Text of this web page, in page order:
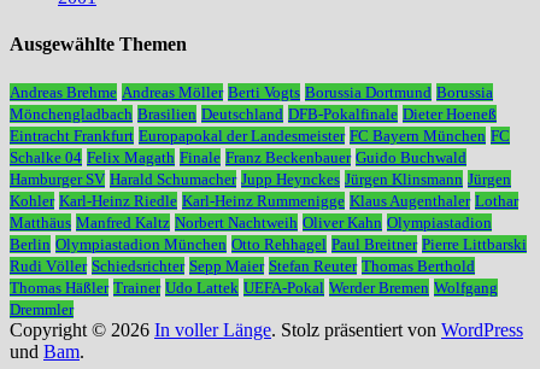
Ausgewählte Themen
Andreas Brehme Andreas Möller Berti Vogts Borussia Dortmund Borussia
Mönchengladbach Brasilien Deutschland DFB-Pokalfinale Dieter Hoeneß
Eintracht Frankfurt Europapokal der Landesmeister FC Bayern München FC
Schalke 04 Felix Magath Finale Franz Beckenbauer Guido Buchwald
Hamburger SV Harald Schumacher Jupp Heynckes Jürgen Klinsmann Jürgen
Kohler Karl-Heinz Riedle Karl-Heinz Rummenigge Klaus Augenthaler Lothar
Matthäus Manfred Kaltz Norbert Nachtweih Oliver Kahn Olympiastadion
Berlin Olympiastadion München Otto Rehhagel Paul Breitner Pierre Littbarski
Rudi Völler Schiedsrichter Sepp Maier Stefan Reuter Thomas Berthold
Thomas Häßler Trainer Udo Lattek UEFA-Pokal Werder Bremen Wolfgang
Dremmler
Copyright © 2026 In voller Länge. Stolz präsentiert von WordPress
und Bam.